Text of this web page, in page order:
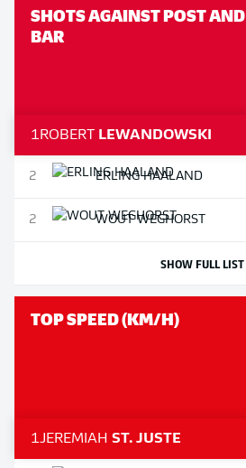
SHOTS AGAINST POST AND
BAR
1ROBERT LEWANDOWSKI
2 ERLINGHAALAND
2 WOUTWEGHORST
SHOW FULL LIST
TOP SPEED (KM/H)
1JEREMIAH ST. JUSTE